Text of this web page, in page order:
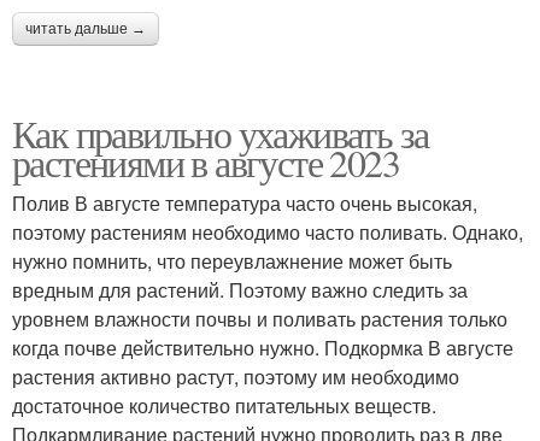
читать дальше →
Как правильно ухаживать за
растениями в августе 2023
Полив В августе температура часто очень высокая,
поэтому растениям необходимо часто поливать. Однако,
нужно помнить, что переувлажнение может быть
вредным для растений. Поэтому важно следить за
уровнем влажности почвы и поливать растения только
когда почве действительно нужно. Подкормка В августе
растения активно растут, поэтому им необходимо
достаточное количество питательных веществ.
Подкармливание растений нужно проводить раз в две